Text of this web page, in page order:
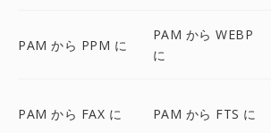
PAM から PPM に
PAM から WEBP
に
PAM から FAX に PAM から FTS に